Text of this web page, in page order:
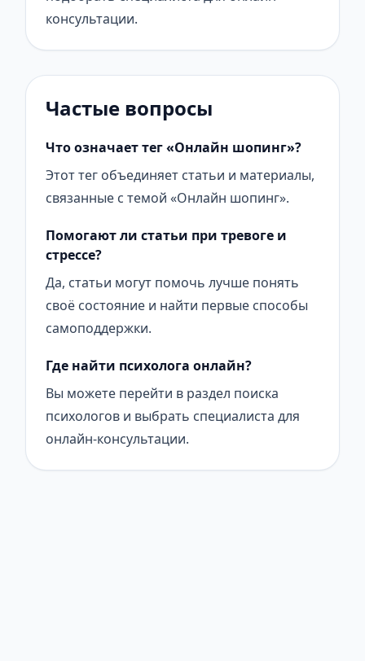
консультации.
Частые вопросы
Что означает тег «Онлайн шопинг»?
Этот тег объединяет статьи и материалы,
связанные с темой «Онлайн шопинг».
Помогают ли статьи при тревоге и
стрессе?
Да, статьи могут помочь лучше понять
своё состояние и найти первые способы
самоподдержки.
Где найти психолога онлайн?
Вы можете перейти в раздел поиска
психологов и выбрать специалиста для
онлайн-консультации.